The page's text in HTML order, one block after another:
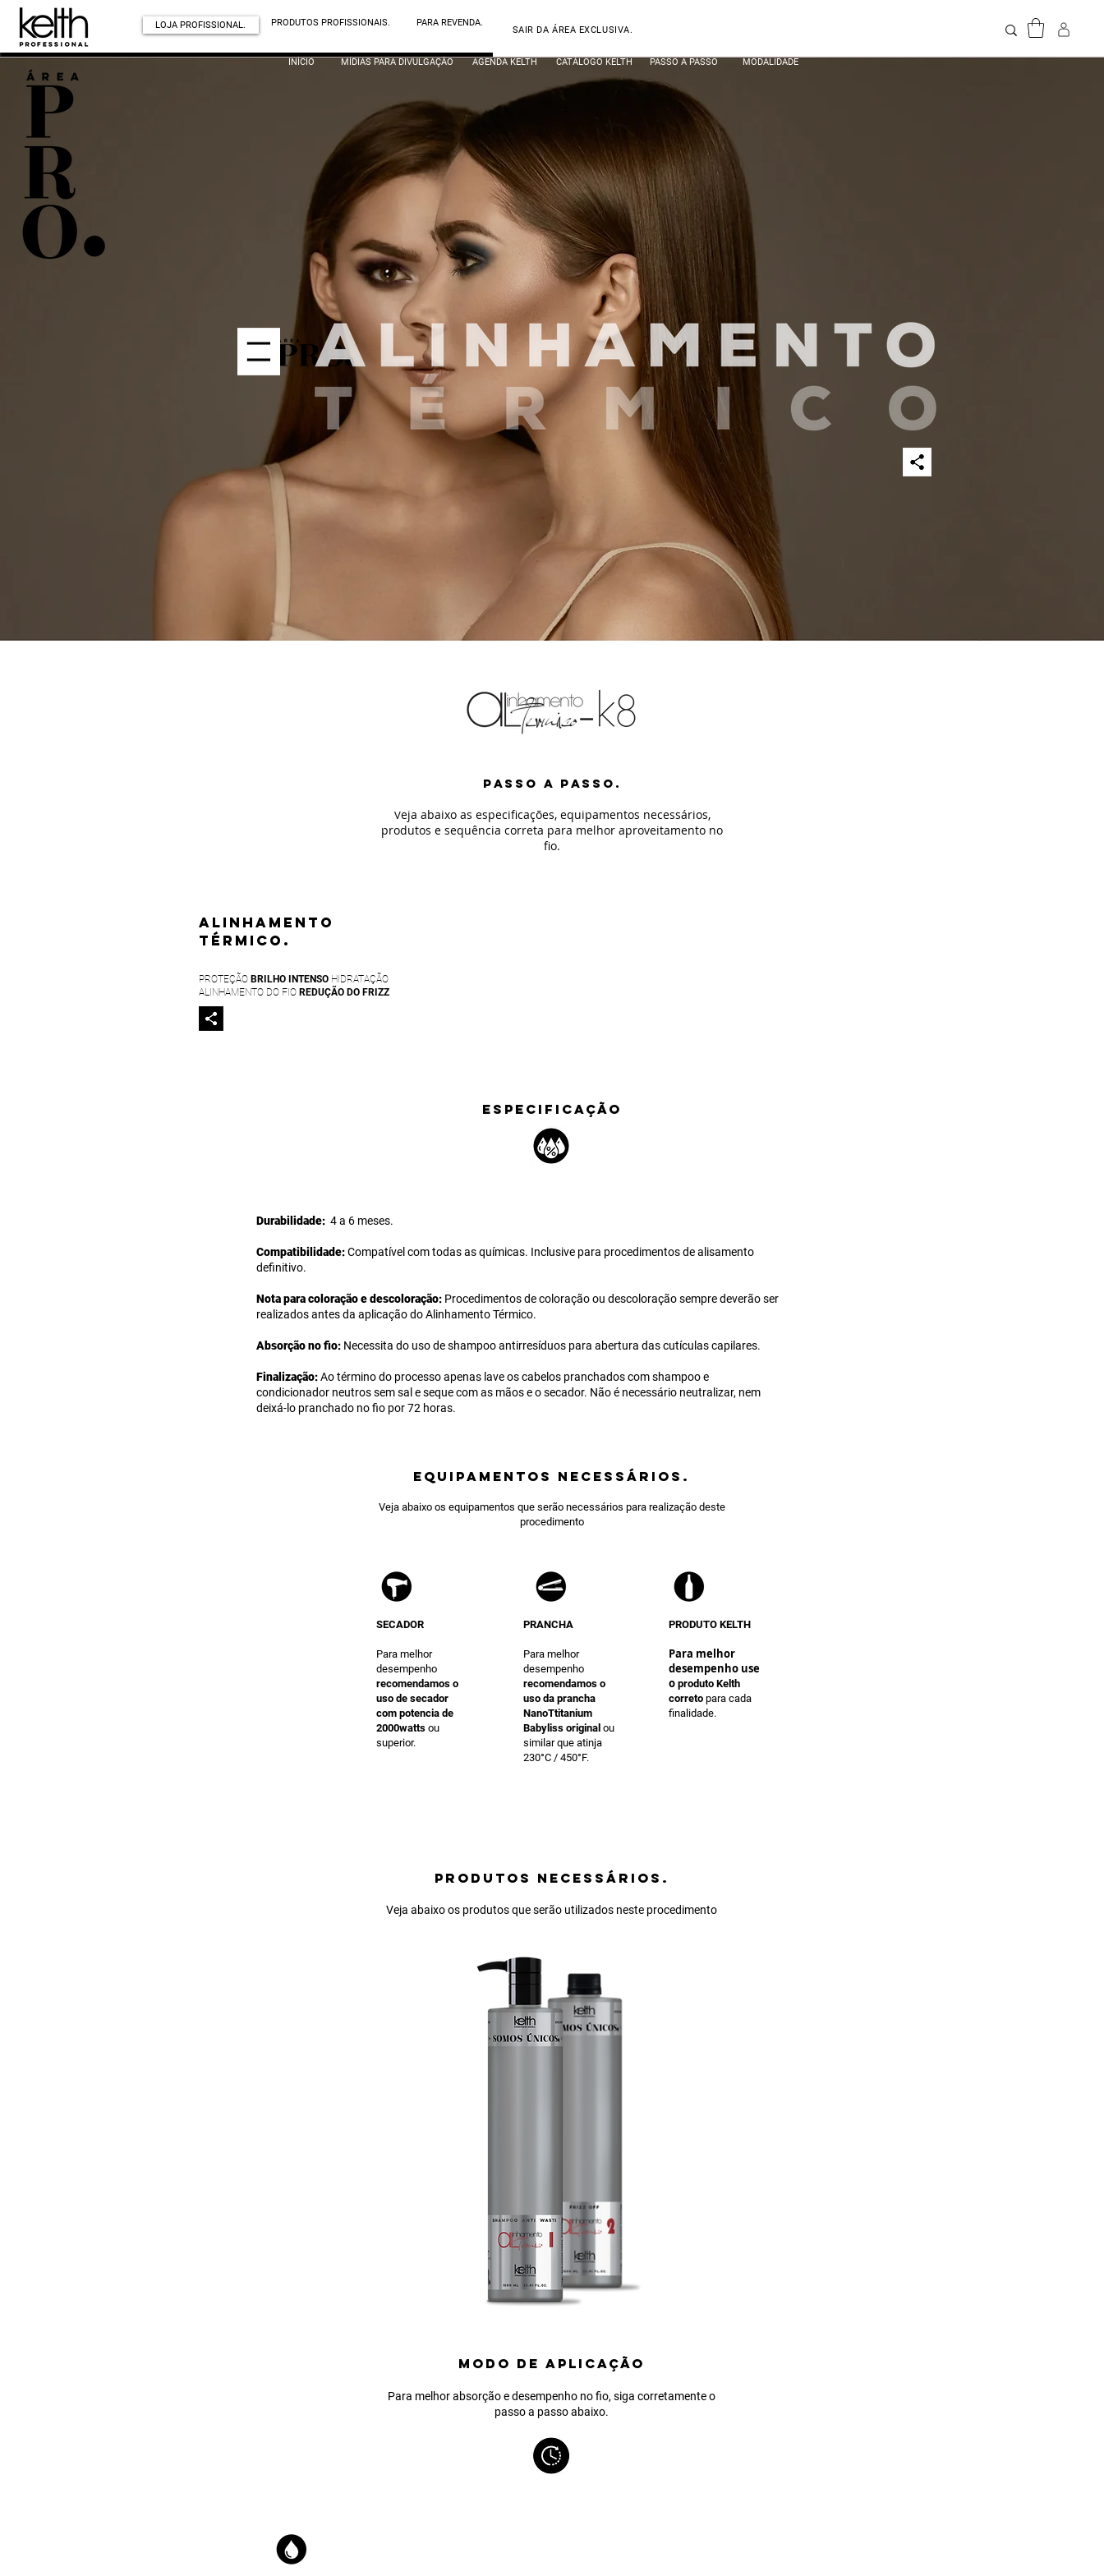
INÍCIO MÍDIAS PARA DIVULGAÇÃO AGENDA KELTH CATÁLOGO KELTH PASSO A PASSO MODALIDADE
LOJA PROFISSIONAL. PARA REVENDA.
PRODUTOS PROFISSIONAIS.
SAIR DA ÁREA EXCLUSIVA.
PASSO A PASSO.
Veja abaixo as especificações, equipamentos necessários,
produtos e sequência correta para melhor aproveitamento no
fio.
ALINHAMENTO
TÉRMICO.
PROTEÇÃO BRILHO INTENSO HIDRATAÇÃO
ALINHAMENTO DO FIO REDUÇÃO DO FRIZZ
ESPECIFICAÇÃO
Durabilidade: 4 a 6 meses.
Compatibilidade:Compatível com todas as químicas. Inclusive para procedimentos de alisamento
definitivo.
Nota para coloração e descoloração: Procedimentos de coloração ou descoloração sempre deverão ser
realizados antes da aplicação do Alinhamento Térmico.
Absorção no fio: Necessita do uso de shampoo antirresíduos para abertura das cutículas capilares.
Finalização:Ao término do processo apenas lave os cabelos pranchados com shampoo e
condicionador neutros sem sal e seque com as mãos e o secador. Não é necessário neutralizar, nem
deixá-lo pranchado no fio por 72 horas.
equipamentos NECESSÁRIOS.
Veja abaixo os equipamentos que serão necessários para realização deste
procedimento
SECADOR
Para melhor
desempenho
recomendamos o
uso de secador
com potencia de
2000watts ou
superior.
PRANCHA
Para melhor
desempenho
recomendamos o
uso da prancha
NanoTtitanium
Babyliss original ou
similar que atinja
230°C / 450°F.
PRODUTO KELTH
Para melhor
desempenho use
o produto Kelth
correto para cada
finalidade.
PRODUTOS NECESSÁRIOS.
Veja abaixo os produtos que serão utilizados neste procedimento
MODO DE APLICAÇÃO
Para melhor absorção e desempenho no fio, siga corretamente o
passo a passo abaixo.